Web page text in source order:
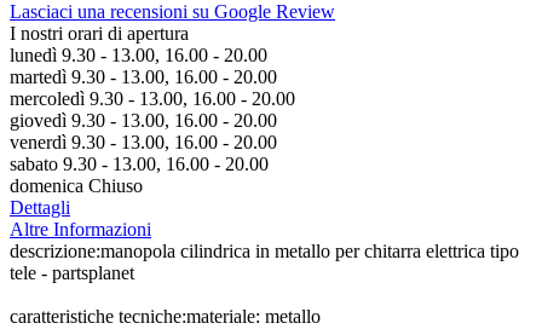
Lasciaci una recensioni su Google Review
I nostri orari di apertura
lunedì 9.30 - 13.00, 16.00 - 20.00
martedì 9.30 - 13.00, 16.00 - 20.00
mercoledì 9.30 - 13.00, 16.00 - 20.00
giovedì 9.30 - 13.00, 16.00 - 20.00
venerdì 9.30 - 13.00, 16.00 - 20.00
sabato 9.30 - 13.00, 16.00 - 20.00
domenica Chiuso
Dettagli
Altre Informazioni
descrizione:manopola cilindrica in metallo per chitarra elettrica tipo
tele - partsplanet
caratteristiche tecniche:materiale: metallo